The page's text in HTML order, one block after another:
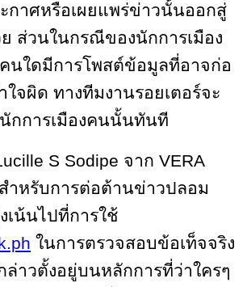
กาศหรือเผยแพร่ข่าวนั้นออกสู่
ส่วนในกรณีของนักการเมือง
นใดมีการโพสต์ข้อมูลที่อาจก่อ
ใจผิด ทางทีมงานรอยเตอร์จะ
กการเมืองคนนั้นทันที
S Sodipe จาก VERA
ำหรับการต่อต้านข่าวปลอม
น้นไปที่การใช้
ในการตรวจสอบข้อเท็จจริง
ล่าวตั้งอยู่บนหลักการที่ว่าใครๆ